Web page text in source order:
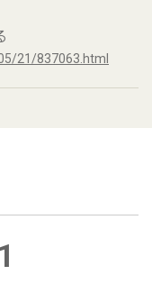
21/837063.html